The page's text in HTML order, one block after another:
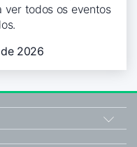
todos os eventos
2026